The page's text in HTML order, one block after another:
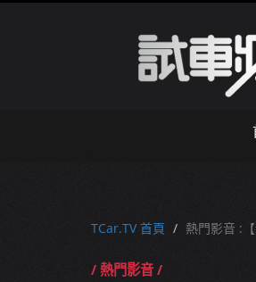
TCar.TV 首頁 熱門影音 :
/ 熱門影音 /